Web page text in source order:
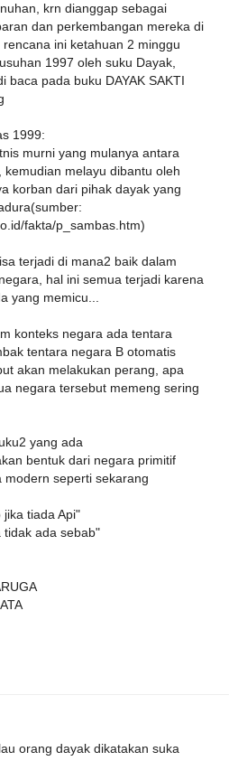
krn dianggap sebagai
dan perkembangan mereka di
ini ketahuan 2 minggu
1997 oleh suku Dayak,
baca pada buku DAYAK SAKTI
1999:
murni yang mulanya antara
kemudian melayu dibantu oleh
korban dari pihak dayak yang
fakta/p_sambas.htm)
terjadi di mana2 baik dalam
hal ini semua terjadi karena
yang memicu...
konteks negara ada tentara
tentara negara B otomatis
akan melakukan perang, apa
negara tersebut memeng sering
yang ada
bentuk dari negara primitif
modern seperti sekarang
jika tiada Api"
tidak ada sebab"
orang dayak dikatakan suka